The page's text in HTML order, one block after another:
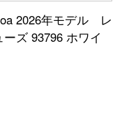
2026年モデル レ
ズ 93796 ホワイ